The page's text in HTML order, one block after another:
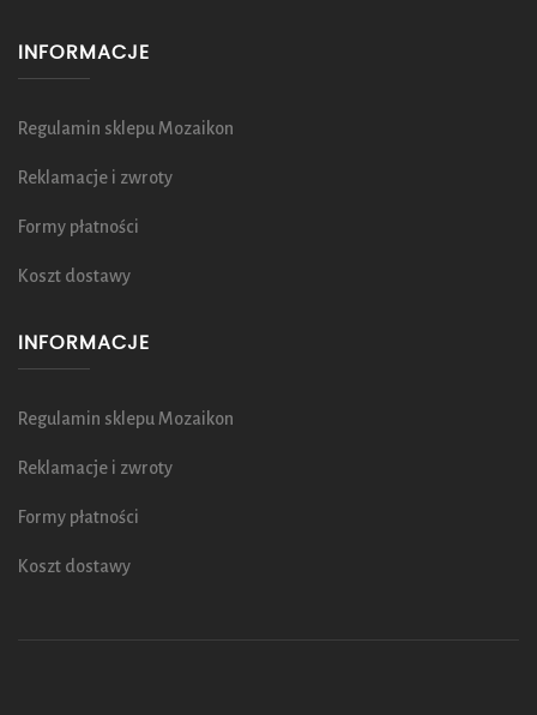
INFORMACJE
Regulamin sklepu Mozaikon
Reklamacje i zwroty
Formy płatności
Koszt dostawy
INFORMACJE
Regulamin sklepu Mozaikon
Reklamacje i zwroty
Formy płatności
Koszt dostawy